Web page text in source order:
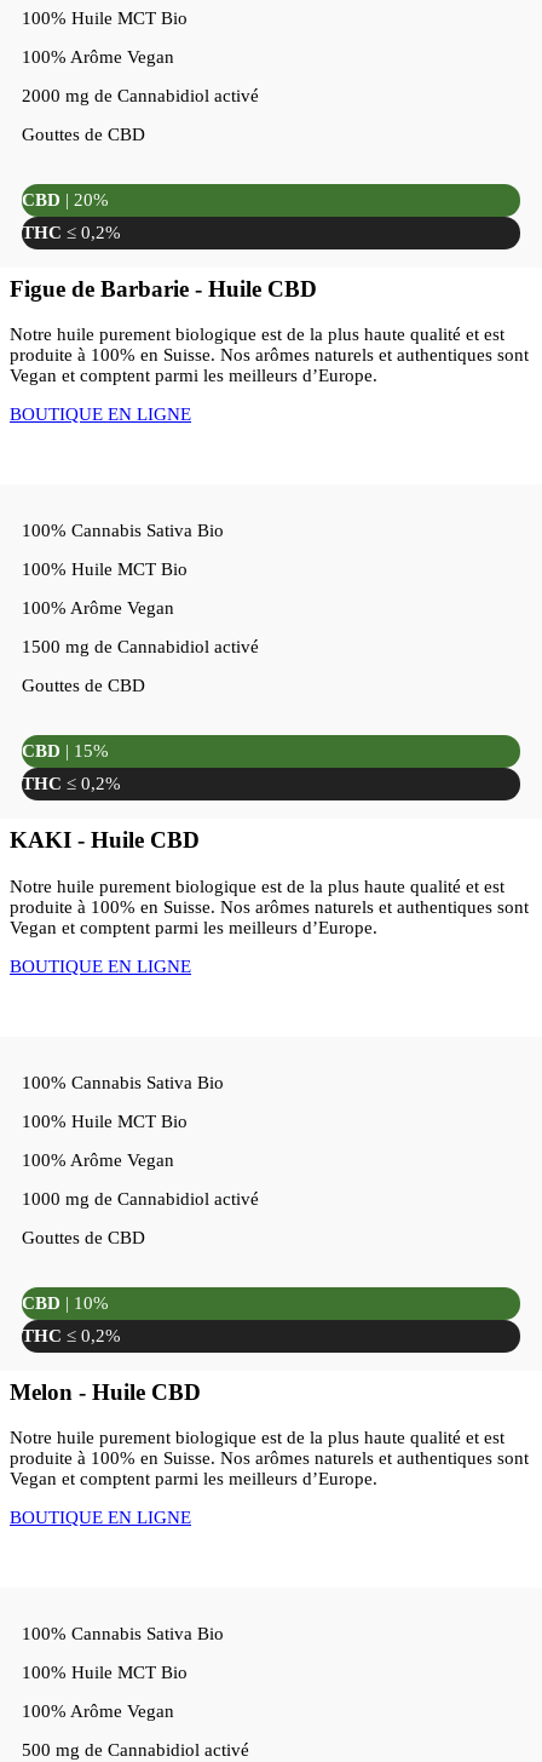
100% Huile MCT Bio
100% Arôme Vegan
2000 mg de Cannabidiol activé
Gouttes de CBD
CBD | 20%
THC ≤ 0,2%
Figue de Barbarie - Huile CBD
Notre huile purement biologique est de la plus haute qualité et est
produite à 100% en Suisse. Nos arômes naturels et authentiques sont
Vegan et comptent parmi les meilleurs d’Europe.
BOUTIQUE EN LIGNE
100% Cannabis Sativa Bio
100% Huile MCT Bio
100% Arôme Vegan
1500 mg de Cannabidiol activé
Gouttes de CBD
CBD | 15%
THC ≤ 0,2%
KAKI - Huile CBD
Notre huile purement biologique est de la plus haute qualité et est
produite à 100% en Suisse. Nos arômes naturels et authentiques sont
Vegan et comptent parmi les meilleurs d’Europe.
BOUTIQUE EN LIGNE
100% Cannabis Sativa Bio
100% Huile MCT Bio
100% Arôme Vegan
1000 mg de Cannabidiol activé
Gouttes de CBD
CBD | 10%
THC ≤ 0,2%
Melon - Huile CBD
Notre huile purement biologique est de la plus haute qualité et est
produite à 100% en Suisse. Nos arômes naturels et authentiques sont
Vegan et comptent parmi les meilleurs d’Europe.
BOUTIQUE EN LIGNE
100% Cannabis Sativa Bio
100% Huile MCT Bio
100% Arôme Vegan
500 mg de Cannabidiol activé